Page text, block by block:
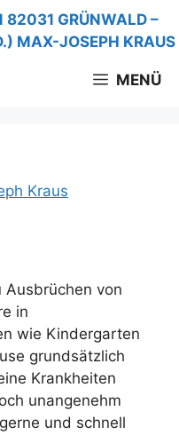
MENÜ
Kraus
von
in
wie Kindergarten
grundsätzlich
Krankheiten
unangenehm
und schnell